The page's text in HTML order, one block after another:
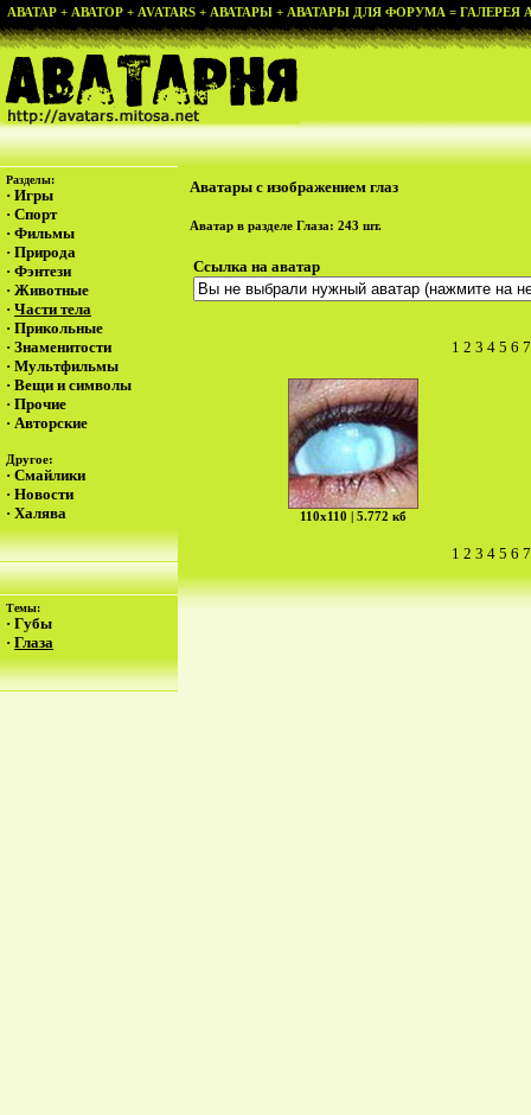
АВАТАР + АВАТОР + AVATARS + АВАТАРЫ + АВАТАРЫ ДЛЯ ФОРУМА = ГАЛЕРЕЯ
Разделы:
· Игры
· Спорт
· Фильмы
· Природа
· Фэнтези
· Животные
· Части тела
· Прикольные
· Знаменитости
· Мультфильмы
· Вещи и символы
· Прочие
· Авторские
Другое:
· Смайлики
· Новости
· Халява
Темы:
· Губы
· Глаза
Аватары с изображением глаз
Аватар в разделе Глаза: 243 шт.
Ссылка на аватар
1 2 3 4 5 6 7
110х110 | 5.772 кб
1 2 3 4 5 6 7